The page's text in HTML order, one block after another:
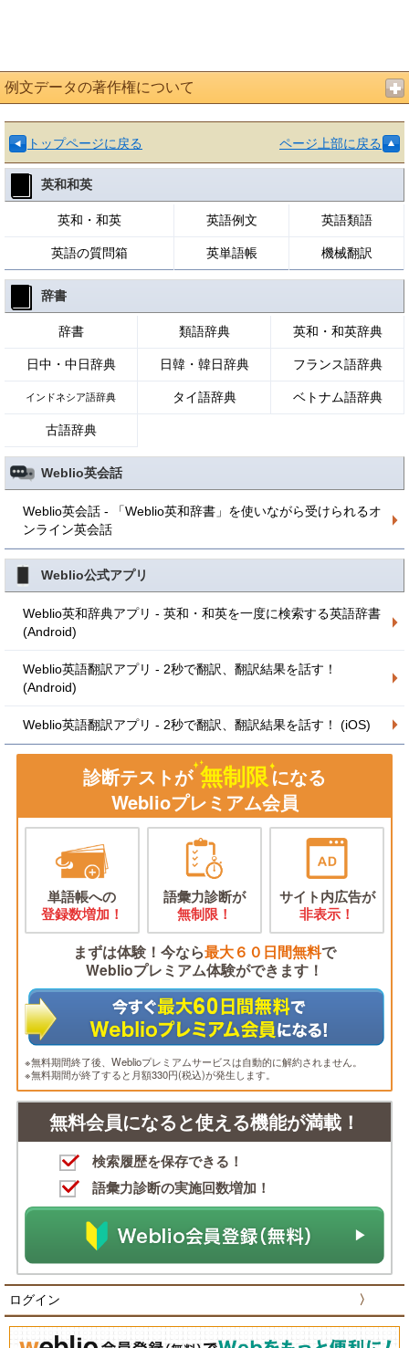
例文データの著作権について
トップページに戻る ページ上部に戻る
英和和英
英和・和英 英語例文 英語類語
英語の質問箱 英単語帳 機械翻訳
辞書
辞書 類語辞典 英和・和英辞典
日中・中日辞典 日韓・韓日辞典 フランス語辞典
インドネシア語辞典 タイ語辞典 ベトナム語辞典
古語辞典
Weblio英会話
Weblio英会話 - 「Weblio英和辞書」を使いながら受けられるオ
ンライン英会話
Weblio公式アプリ
Weblio英和辞典アプリ - 英和・和英を一度に検索する英語辞書
(Android)
Weblio英語翻訳アプリ - 2秒で翻訳、翻訳結果を話す！
(Android)
Weblio英語翻訳アプリ - 2秒で翻訳、翻訳結果を話す！ (iOS)
診断テストが 無制限になる
Weblioプレミアム会員
単語帳への
登録数増加！
語彙力診断が
無制限！
サイト内広告が
非表示！
まずは体験！今なら最大６０日間無料で
Weblioプレミアム体験ができます！
※無料期間終了後、Weblioプレミアムサービスは自動的に解約されません。
※無料期間が終了すると月額330円(税込)が発生します。
無料会員になると使える機能が満載！
検索履歴を保存できる！
語彙力診断の実施回数増加！
ログイン 〉